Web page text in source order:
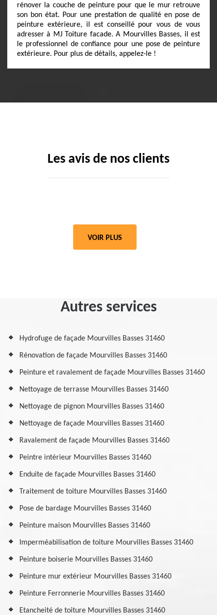
rénover la couche de peinture pour que le mur retrouve
son bon état. Pour une prestation de qualité en pose de
peinture extérieure, il est conseillé pour vous de vous
adresser à MJ Toiture facade. A Mourvilles Basses, il est
le professionnel de confiance pour une pose de peinture
extérieure. Pour plus de détails, appelez-le !
Les avis de nos clients
VOIR PLUS
Autres services
Hydrofuge de façade Mourvilles Basses 31460
Rénovation de façade Mourvilles Basses 31460
Peinture et ravalement de façade Mourvilles Basses 31460
Nettoyage de terrasse Mourvilles Basses 31460
Nettoyage de pignon Mourvilles Basses 31460
Nettoyage de façade Mourvilles Basses 31460
Ravalement de façade Mourvilles Basses 31460
Peintre intérieur Mourvilles Basses 31460
Enduite de façade Mourvilles Basses 31460
Traitement de toiture Mourvilles Basses 31460
Pose de bardage Mourvilles Basses 31460
Peinture maison Mourvilles Basses 31460
Imperméabilisation de toiture Mourvilles Basses 31460
Peinture boiserie Mourvilles Basses 31460
Peinture mur extérieur Mourvilles Basses 31460
Peinture Ferronnerie Mourvilles Basses 31460
Etancheité de toiture Mourvilles Basses 31460